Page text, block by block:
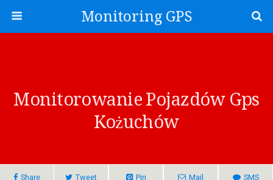
Monitoring GPS
Monitorowanie Pojazdów Gps
Kożuchów
Share Tweet Pin Mail SMS